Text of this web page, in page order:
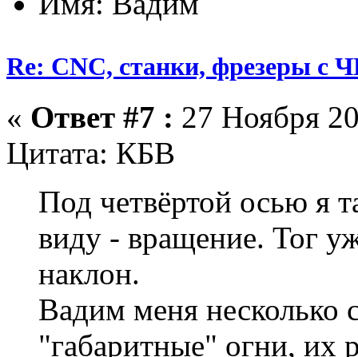
Re: CNC, станки, фрезеры с
« Ответ #7 : 27 Ноября
Цитата: КБВ
Под четвёртой осью я
виду - вращение. Тог
наклон.
Вадим меня несколько
"габаритные" огни, их